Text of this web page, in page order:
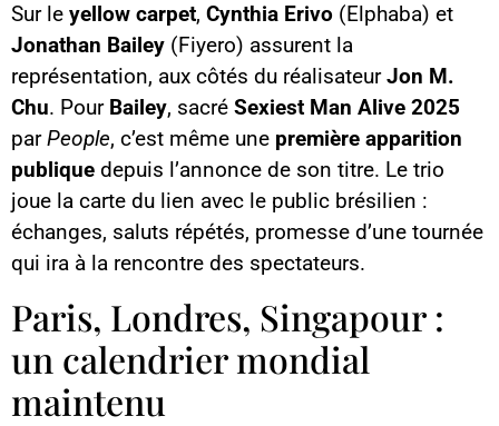
Sur le yellow carpet, Cynthia Erivo (Elphaba) et
Jonathan Bailey (Fiyero) assurent la
représentation, aux côtés du réalisateurJon M.
Chu. Pour Bailey, sacré Sexiest Man Alive 2025
parPeople, c’est même une première apparition
publique depuis l’annonce de son titre. Le trio
joue la carte du lien avec le public brésilien :
échanges, saluts répétés, promesse d’une tournée
qui ira à la rencontre des spectateurs.
Paris, Londres, Singapour :
un calendrier mondial
maintenu